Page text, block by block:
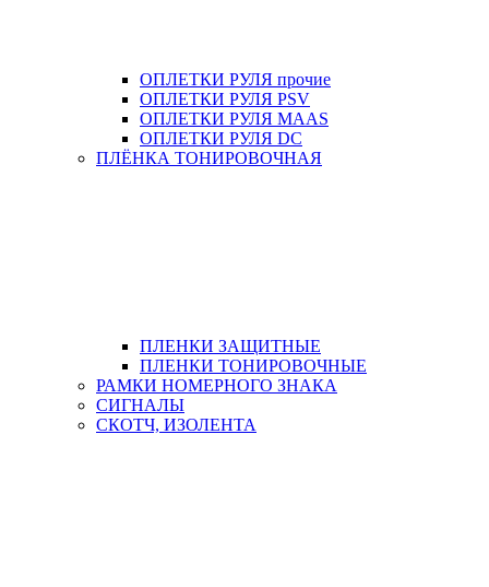
ОПЛЕТКИ РУЛЯ прочие
ОПЛЕТКИ РУЛЯ PSV
ОПЛЕТКИ РУЛЯ MAAS
ОПЛЕТКИ РУЛЯ DC
ПЛЁНКА ТОНИРОВОЧНАЯ
ПЛЕНКИ ЗАЩИТНЫЕ
ПЛЕНКИ ТОНИРОВОЧНЫЕ
РАМКИ НОМЕРНОГО ЗНАКА
СИГНАЛЫ
СКОТЧ, ИЗОЛЕНТА